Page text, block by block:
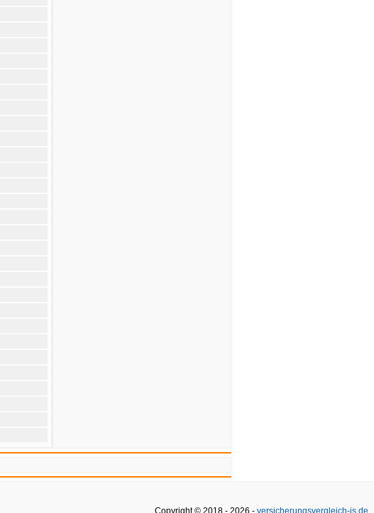
Copyright © 2018 - 2026 - versicherungsvergleich-js.de